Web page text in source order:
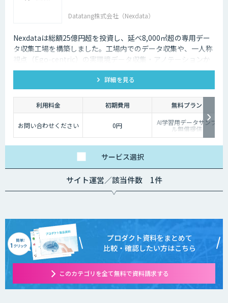
Datatang株式会社（Nexdata）
Nexdataは総額25億円超を投資し、延べ8,000㎡超の専用デー
タ収集工場を構築しました。工場内でのデータ収集や、一人称
視点（Ego-centric）の実環境データ収集・アノテーションか
ら、環境認識・意思決定・動作制御に対応した既製データセッ
トまで、フィジカルAI開発を加速させる包括的なデータソリュ
ーションを提供いたします。
詳細を見る
利用料金 初期費用 無料プラン
お問い合わせください 0円 AI学習用データサンプ
ル無償提供
サービス選択
サイト運営／該当件数 1件
プロダクト資料をまとめて
比較・確認したい方はこちら
このカテゴリを全て無料で資料請求する